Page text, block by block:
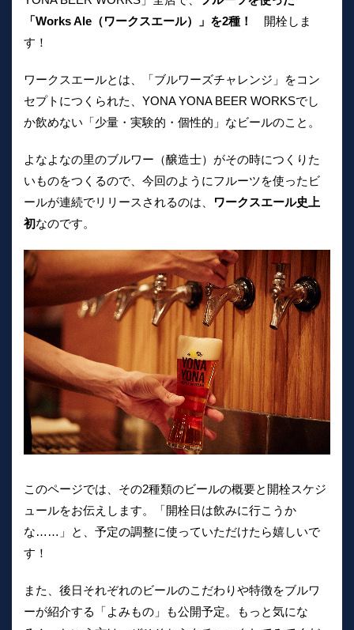
「Works Ale（ワークスエール）」を2種！
開栓しま
す！
ワークスエールとは、「ブルワーズチャレンジ」をコン
セプトにつくられた、YONA YONA BEER WORKSでし
か飲めない「少量・実験的・個性的」なビールのこと。
よなよなの里のブルワー（醸造士）がその時につくりた
いものをつくるので、今回のようにフルーツを使ったビ
ールが連続でリリースされるのは、
ワークスエール史上
初なのです。
このページでは、その2種類のビールの概要と開栓スケジ
ュールをお伝えします。「開栓日は飲みに行こうか
な……」と、予定の調整に使っていただけたら嬉しいで
す！
また、後日それぞれのビールのこだわりや特徴をブルワ
ーが紹介する「よみもの」も公開予定。もっと気にな